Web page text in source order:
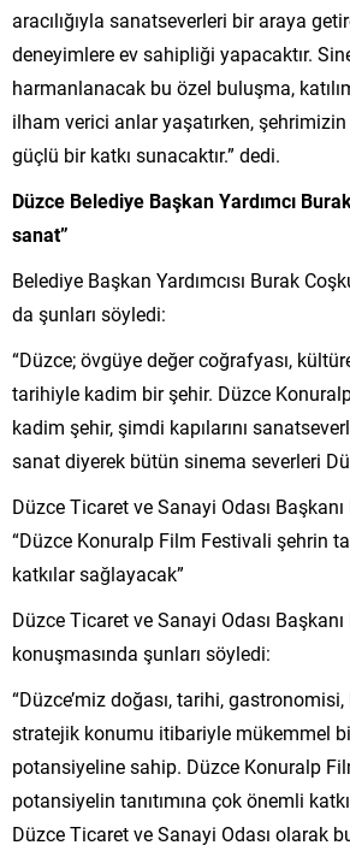
aracılığıyla sanatseverleri bir araya
deneyimlere ev sahipliği yapacaktır.
harmanlanacak bu özel buluşma,
ilham verici anlar yaşatırken,
güçlü bir katkı sunacaktır.” dedi.
Düzce Belediye Başkan Yardımcı
sanat”
Belediye Başkan Yardımcısı Burak
da şunları söyledi:
“Düzce; övgüye değer coğrafyası,
tarihiyle kadim bir şehir. Düzce
kadim şehir, şimdi kapılarını
sanat diyerek bütün sinema severleri
Düzce Ticaret ve Sanayi Odası Başkanı
“Düzce Konuralp Film Festivali şehrin
katkılar sağlayacak”
Düzce Ticaret ve Sanayi Odası Başkanı
konuşmasında şunları söyledi:
“Düzce’miz doğası, tarihi, gastronomisi,
stratejik konumu itibariyle mükemmel
potansiyeline sahip. Düzce Konuralp
potansiyelin tanıtımına çok önemli
Düzce Ticaret ve Sanayi Odası olarak